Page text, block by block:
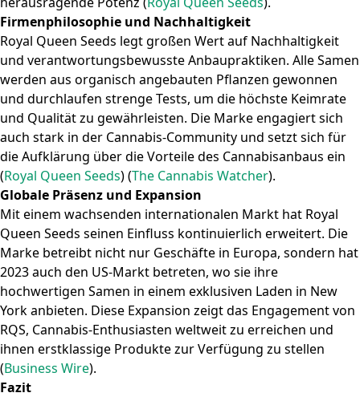
Firmenphilosophie und Nachhaltigkeit
Royal Queen Seeds legt großen Wert auf Nachhaltigkeit
und verantwortungsbewusste Anbaupraktiken. Alle Samen
werden aus organisch angebauten Pflanzen gewonnen
und durchlaufen strenge Tests, um die höchste Keimrate
und Qualität zu gewährleisten. Die Marke engagiert sich
auch stark in der Cannabis-Community und setzt sich für
die Aufklärung über die Vorteile des Cannabisanbaus ein​
(Royal Queen Seeds)(The Cannabis Watcher).
Globale Präsenz und Expansion
Mit einem wachsenden internationalen Markt hat Royal
Queen Seeds seinen Einfluss kontinuierlich erweitert. Die
Marke betreibt nicht nur Geschäfte in Europa, sondern hat
2023 auch den US-Markt betreten, wo sie ihre
hochwertigen Samen in einem exklusiven Laden in New
York anbieten. Diese Expansion zeigt das Engagement von
RQS, Cannabis-Enthusiasten weltweit zu erreichen und
ihnen erstklassige Produkte zur Verfügung zu stellen​
(Business Wire).
Fazit